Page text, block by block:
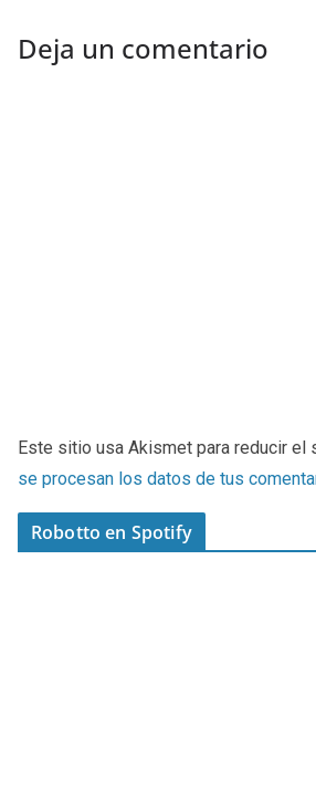
Deja un comentario
Este sitio usa Akismet para reducir el
se procesan los datos de tus
Robotto en Spotify